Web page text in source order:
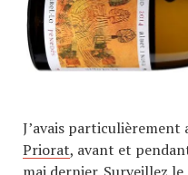
J’avais particulièrement
Priorat, avant et